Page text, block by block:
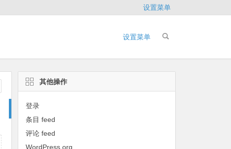
设置菜单
设置菜单
其他操作
登录
条目 feed
评论 feed
WordPress.org